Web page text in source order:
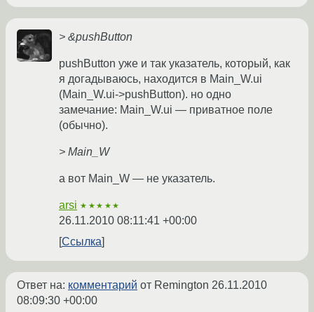
> &pushButton
pushButton уже и так указатель, который, как
я догадываюсь, находится в Main_W.ui
(Main_W.ui->pushButton). но одно
замечание: Main_W.ui — приватное поле
(обычно).
> Main_W
а вот Main_W — не указатель.
arsi ★★★★★
26.11.2010 08:11:41 +00:00
Ссылка
Ответ на: комментарий от Remington 26.11.2010
08:09:30 +00:00